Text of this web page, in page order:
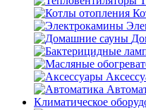
Климатическое